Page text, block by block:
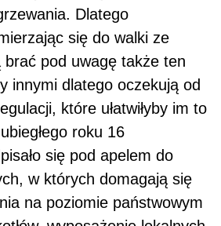
Dlatego
się do walki ze
pod uwagę także ten
innymi dlatego oczekują od
które ułatwiłyby im to
roku 16
się pod apelem do
w których domagają się
na poziomie państwowym